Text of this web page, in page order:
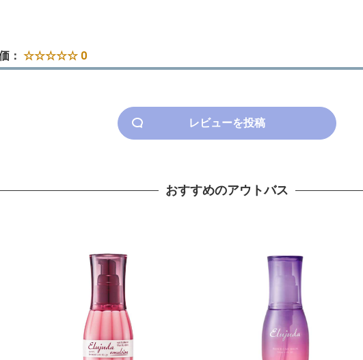
： ☆☆☆☆☆ 0
レビューを投稿
おすすめのアウトバス